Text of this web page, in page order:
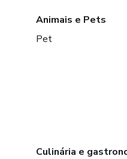
Animais e Pets
Pet
Culinária e